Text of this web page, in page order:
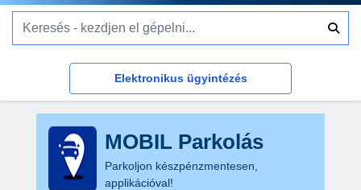
Elektronikus ügyintézés
MOBIL Parkolás
Parkoljon készpénzmentesen,
applikációval!